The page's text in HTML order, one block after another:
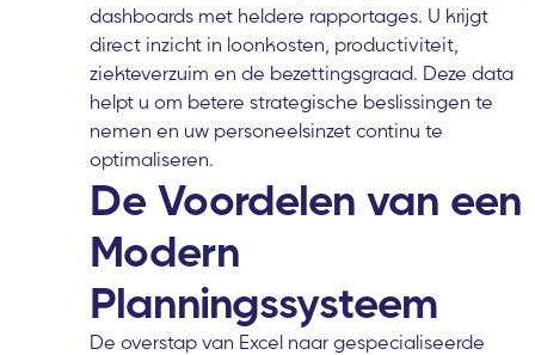
dashboards met heldere rapportages. U krijgt
direct inzicht in loonkosten, productiviteit,
ziekteverzuim en de bezettingsgraad. Deze data
helpt u om betere strategische beslissingen te
nemen en uw personeelsinzet continu te
optimaliseren.
De Voordelen van een
Modern
Planningssysteem
De overstap van Excel naar gespecialiseerde